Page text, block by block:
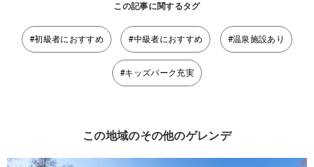
この記事に関するタグ
#初級者におすすめ #中級者におすすめ #温泉施設あり
#キッズパーク充実
この地域のその他のゲレンデ